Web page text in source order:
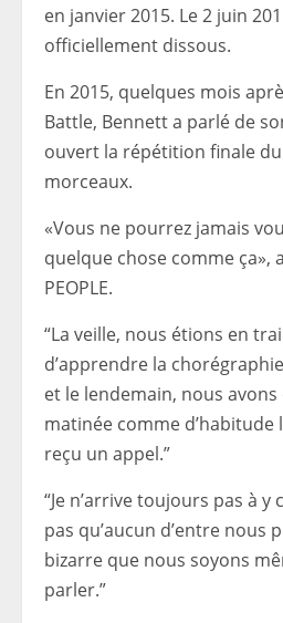
en janvier 2015. Le 2 juin
officiellement dissous.
En 2015, quelques mois
Battle, Bennett a parlé de
ouvert la répétition finale
morceaux.
«Vous ne pourrez jamais
quelque chose comme ça»,
PEOPLE.
“La veille, nous étions en
d’apprendre la
et le lendemain, nous
matinée comme
reçu un appel.”
“Je n’arrive toujours pas à y
pas qu’aucun d’entre nous
bizarre que nous soyons
parler.”